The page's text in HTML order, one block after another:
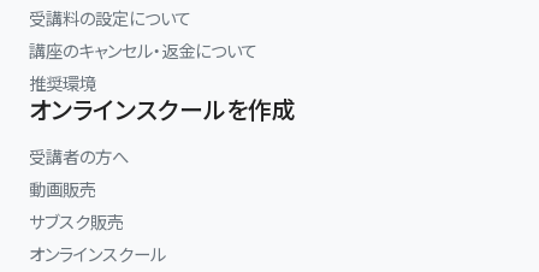
受講料の設定について
講座のキャンセル・返金について
推奨環境
オンラインスクールを作成
受講者の方へ
動画販売
サブスク販売
オンラインスクール